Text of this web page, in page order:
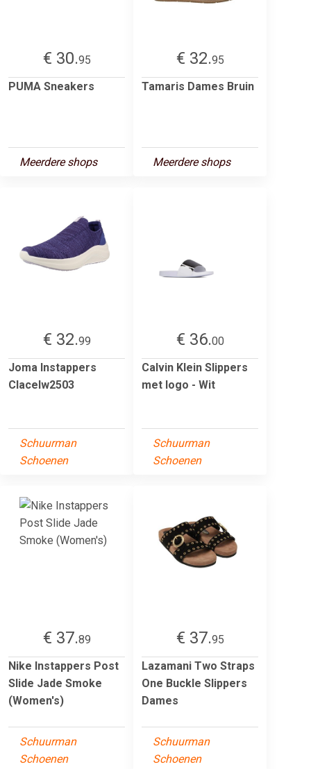
€ 30.95
PUMA Sneakers
Meerdere shops
€ 32.95
Tamaris Dames Bruin
Meerdere shops
€ 32.99
Joma Instappers
Clacelw2503
Schuurman
Schoenen
€ 36.00
Calvin Klein Slippers
met logo - Wit
Schuurman
Schoenen
€ 37.89
Nike Instappers Post
Slide Jade Smoke
(Women's)
Schuurman
Schoenen
€ 37.95
Lazamani Two Straps
One Buckle Slippers
Dames
Schuurman
Schoenen